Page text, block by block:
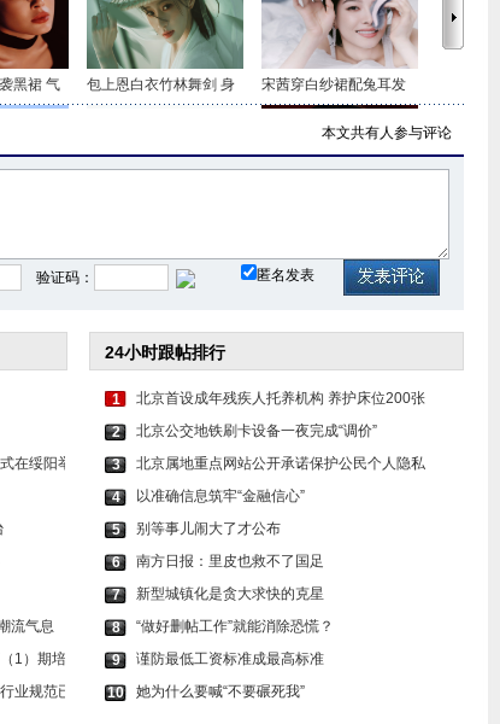
黑裙 气 包上恩白衣竹林舞剑 身 宋茜穿白纱裙配兔耳发
本文共有人参与评论
验证码： 匿名发表
在绥阳举
流气息
1）期培
业规范已
24小时跟帖排行
1
北京首设成年残疾人托养机构 养护床位200张
2
北京公交地铁刷卡设备一夜完成“调价”
3
北京属地重点网站公开承诺保护公民个人隐私
4
以准确信息筑牢“金融信心”
5
别等事儿闹大了才公布
6
南方日报：里皮也救不了国足
7
新型城镇化是贪大求快的克星
8
“做好删帖工作”就能消除恐慌？
9
谨防最低工资标准成最高标准
10
她为什么要喊“不要碾死我”